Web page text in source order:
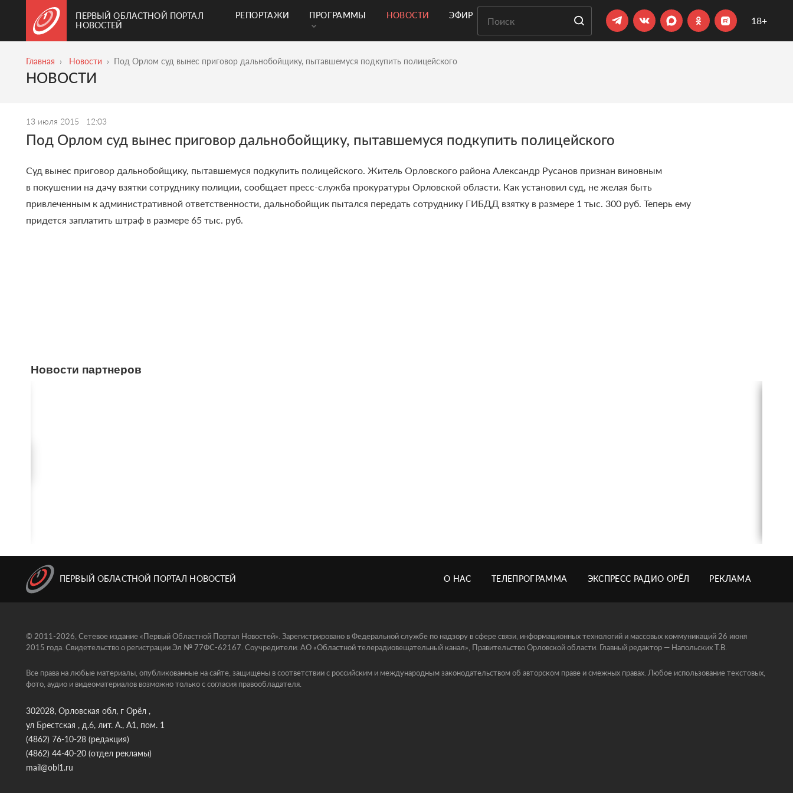
ПЕРВЫЙ ОБЛАСТНОЙ ПОРТАЛ
НОВОСТЕЙ
РЕПОРТАЖИ ПРОГРАММЫ НОВОСТИ ЭФИР 18+
Главная Новости Под Орлом суд вынес приговор дальнобойщику, пытавшемуся подкупить полицейского
НОВОСТИ
13 июля 2015 12:03
Под Орлом суд вынес приговор дальнобойщику, пытавшемуся подкупить полицейского
Суд вынес приговор дальнобойщику, пытавшемуся подкупить полицейского. Житель Орловского района Александр Русанов признан виновным
в покушении на дачу взятки сотруднику полиции, сообщает пресс-служба прокуратуры Орловской области. Как установил суд, не желая быть
привлеченным к административной ответственности, дальнобойщик пытался передать сотруднику ГИБДД взятку в размере 1 тыс. 300 руб. Теперь ему
придется заплатить штраф в размере 65 тыс. руб.
Новости партнеров
ПЕРВЫЙ ОБЛАСТНОЙ ПОРТАЛ НОВОСТЕЙ О НАС ТЕЛЕПРОГРАММА ЭКСПРЕСС РАДИО ОРЁЛ РЕКЛАМА
© 2011-2026, Сетевое издание «Первый Областной Портал Новостей». Зарегистрировано в Федеральной службе по надзору в сфере связи, информационных технологий и массовых коммуникаций 26 июня
2015 года. Свидетельство о регистрации Эл № 77ФС-62167. Соучредители: АО «Областной телерадиовещательный канал», Правительство Орловской области. Главный редактор — Напольских Т.В.
Все права на любые материалы, опубликованные на сайте, защищены в соответствии с российским и международным законодательством об авторском праве и смежных правах. Любое использование текстовых,
фото, аудио и видеоматериалов возможно только с согласия правообладателя.
302028, Орловская обл, г Орёл ,
ул Брестская , д.6, лит. А., А1, пом. 1
(4862) 76-10-28 (редакция)
(4862) 44-40-20 (отдел рекламы)
mail@obl1.ru